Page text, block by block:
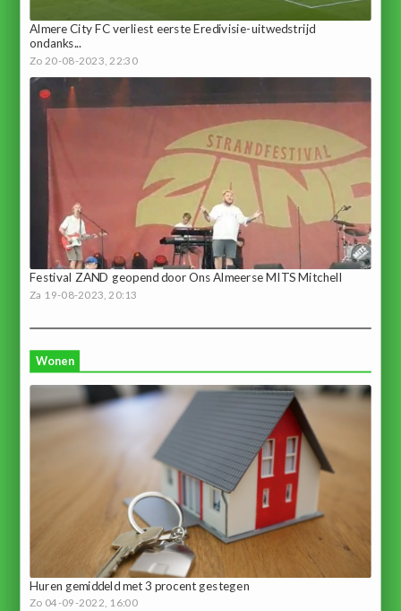
Almere City FC verliest eerste Eredivisie-uitwedstrijd
ondanks...
Zo 20-08-2023, 22:30
Festival ZAND geopend door Ons Almeerse MITS Mitchell
Za 19-08-2023, 20:13
Wonen
Huren gemiddeld met 3 procent gestegen
Zo 04-09-2022, 16:00